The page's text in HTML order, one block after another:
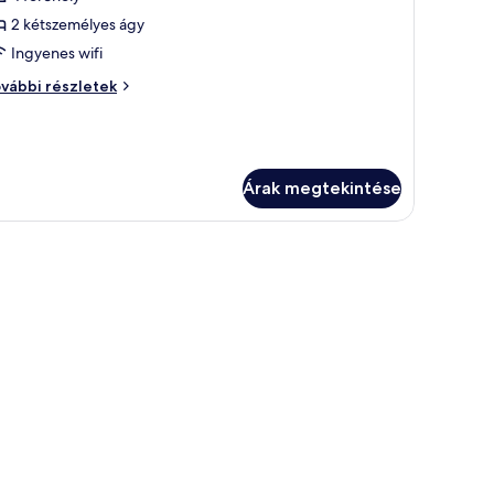
2 kétszemélyes ágy
Ingyenes wifi
részletek
Árak megtekintése